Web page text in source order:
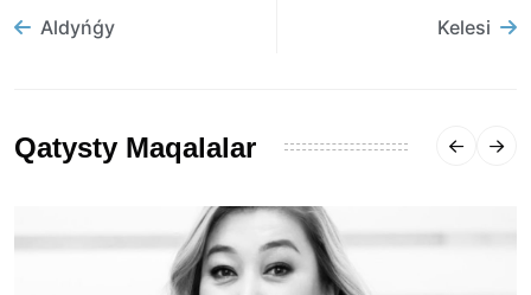
Aldyńǵy Kelesi
Qatysty Maqalalar